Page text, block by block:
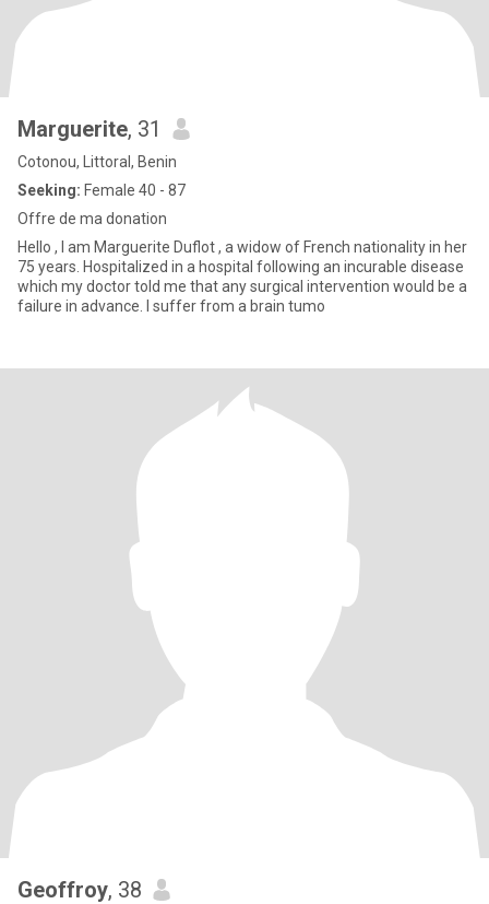
Marguerite, 31
Cotonou, Littoral, Benin
Seeking: Female 40 - 87
Offre de ma donation
Hello , I am Marguerite Duflot , a widow of French nationality in her
75 years. Hospitalized in a hospital following an incurable disease
which my doctor told me that any surgical intervention would be a
failure in advance. I suffer from a brain tumo
Geoffroy, 38